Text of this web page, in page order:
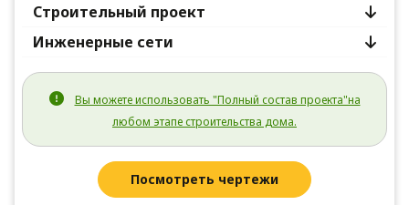
Строительный проект
Инженерные сети
Вы можете использовать "Полный состав проекта"на
любом этапе строительства дома.
Посмотреть чертежи